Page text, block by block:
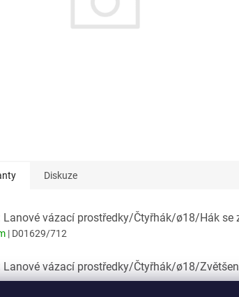
Diskuze
Lanové vázací prostředky/Čtyřhák/ø18/Hák se
| D01629/712
Lanové vázací prostředky/Čtyřhák/ø18/